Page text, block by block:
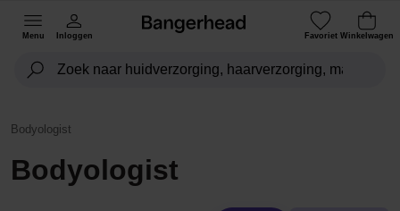
Menu Inloggen Favoriet Winkelwagen
Bodyologist
Bodyologist